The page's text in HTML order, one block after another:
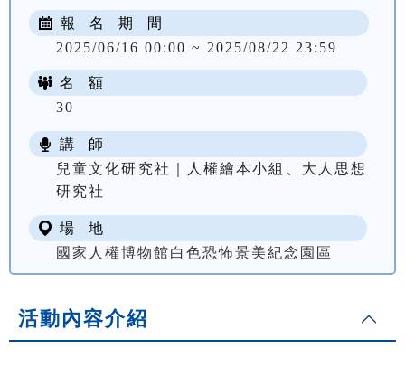
報 名 期 間
2025/06/16 00:00 ~ 2025/08/22 23:59
名 額
30
講 師
兒童文化研究社｜人權繪本小組、大人思想
研究社
場 地
國家人權博物館白色恐怖景美紀念園區
活動內容介紹